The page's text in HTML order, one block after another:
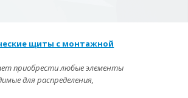
щиты с монтажной
приобрести любые элементы
для распределения,